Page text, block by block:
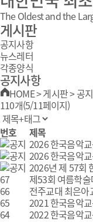
The Oldest and the
게시판
공지사항
뉴스레터
각종양식
공지사항
HOME>게시판>공
110개(5/11페이지)
번호
제목
2026 한국음악
2026 한국음악
2026년 제 57회
67
제53회 여름학
66
전주교대 최은아
65
2021 한국음악
64
2022 한국음악